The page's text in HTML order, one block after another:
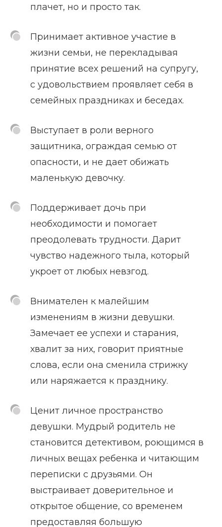
плачет, но и просто так.
Принимает активное участие в
жизни семьи, не перекладывая
принятие всех решений на супругу,
с удовольствием проявляет себя в
семейных праздниках и беседах.
Выступает в роли верного
защитника, ограждая семью от
опасности, и не дает обижать
маленькую девочку.
Поддерживает дочь при
необходимости и помогает
преодолевать трудности. Дарит
чувство надежного тыла, который
укроет от любых невзгод.
Внимателен к малейшим
изменениям в жизни девушки.
Замечает ее успехи и старания,
хвалит за них, говорит приятные
слова, если она сменила стрижку
или наряжается к празднику.
Ценит личное пространство
девушки. Мудрый родитель не
становится детективом, роющимся в
личных вещах ребенка и читающим
переписки с друзьями. Он
выстраивает доверительное и
открытое общение, со временем
предоставляя большую